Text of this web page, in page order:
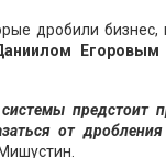
дробили
предстоит
от